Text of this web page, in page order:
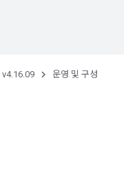
v4.16.09 운영 및 구성